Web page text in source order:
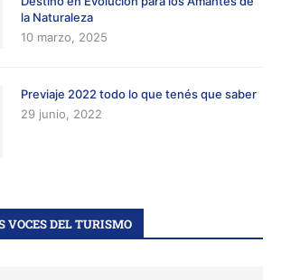
la Naturaleza
10 marzo, 2025
Previaje 2022 todo lo que tenés que saber
29 junio, 2022
VOCES DEL TURISMO